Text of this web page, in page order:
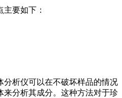
主要如下：
析仪可以在不破坏样品的情况
来分析其成分。这种方法对于珍